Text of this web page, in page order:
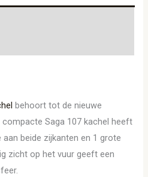
behoort tot de nieuwe
compacte Saga 107 kachel heeft
beide zijkanten en 1 grote
zicht op het vuur geeft een